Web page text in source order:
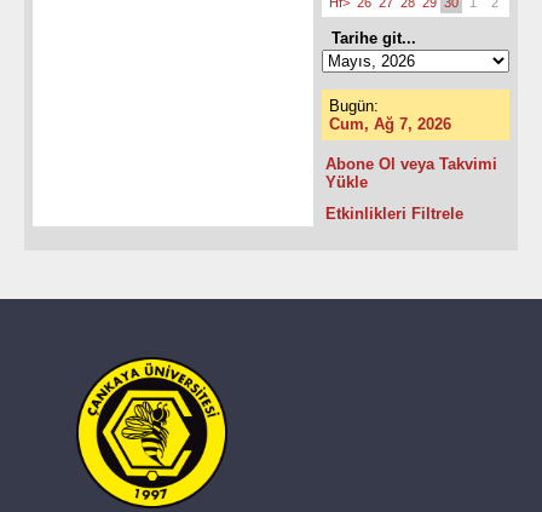
Tarihe git...
Bugün:
Cum, Ağ 7, 2026
Abone Ol veya Takvimi
Yükle
Etkinlikleri Filtrele